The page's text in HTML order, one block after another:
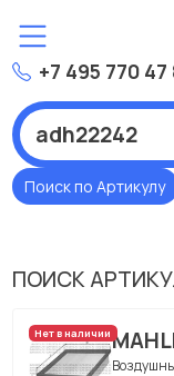
+7 495 770 47
Поиск по Артикулу
ПОИСК
Нет в наличии